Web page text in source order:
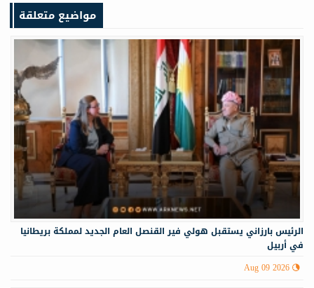
مواضيع متعلقة
الرئيس بارزاني يستقبل هولي فير القنصل العام الجديد لمملكة بريطانيا
في أربيل
Aug 09 2026